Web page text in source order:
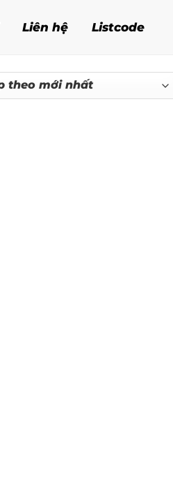
Liên hệ Listcode